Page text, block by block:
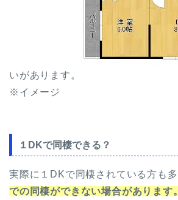
いがあります。
※イメージ
１DKで同棲できる？
実際に１DKで同棲されている方も
での同棲ができない場合があります。